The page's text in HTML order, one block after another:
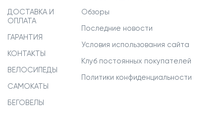
ДОСТАВКА И
ОПЛАТА
ГАРАНТИЯ
КОНТАКТЫ
ВЕЛОСИПЕДЫ
САМОКАТЫ
БЕГОВЕЛЫ
Обзоры
Последние новости
Условия использования сайта
Клуб постоянных покупателей
Политики конфиденциальности